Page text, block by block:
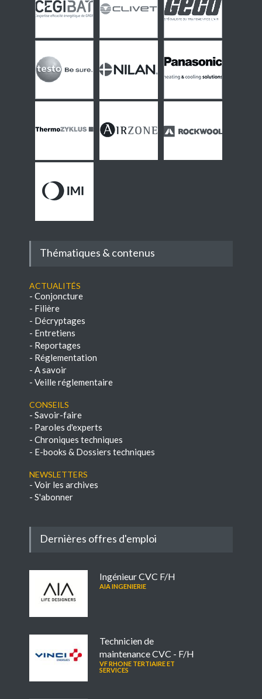
Thématiques & contenus
Actualités
- Conjoncture
- Filière
- Décryptages
- Entretiens
- Reportages
- Réglementation
- A savoir
- Veille réglementaire
Conseils
- Savoir-faire
- Paroles d'experts
- Chroniques techniques
- E-books & Dossiers techniques
NEWSLETTERS
- Voir les archives
- S'abonner
Dernières offres d'emploi
Ingénieur CVC F/H
AIA INGENIERIE
Technicien de
maintenance CVC - F/H
VF RHONE TERTIAIRE ET
SERVICES